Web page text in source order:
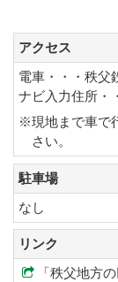
アクセス
電車・・・秩父
ナビ入力住所・
※現地まで車で
さい。
駐車場
なし
リンク
「秩父地方